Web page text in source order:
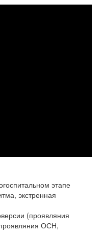
этапе
экстренная
(проявляния
ОСН,